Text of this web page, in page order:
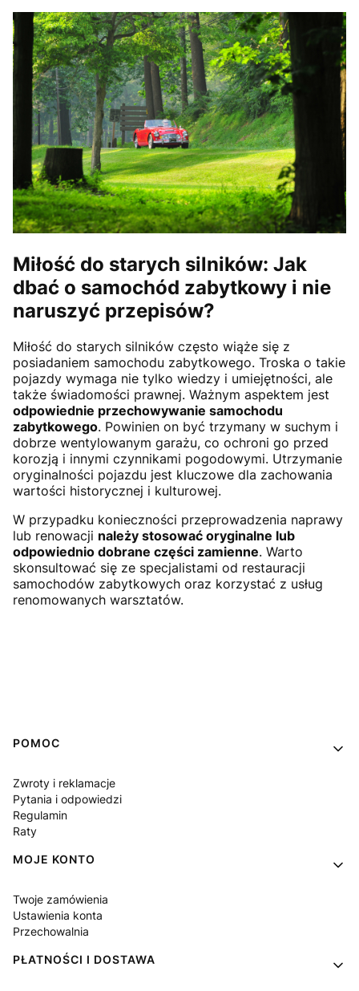
Miłość do starych silników: Jak
dbać o samochód zabytkowy i nie
naruszyć przepisów?
Miłość do starych silników często wiąże się z
posiadaniem samochodu zabytkowego. Troska o takie
pojazdy wymaga nie tylko wiedzy i umiejętności, ale
także świadomości prawnej. Ważnym aspektem jest
odpowiednie przechowywanie samochodu
zabytkowego. Powinien on być trzymany w suchym i
dobrze wentylowanym garażu, co ochroni go przed
korozją i innymi czynnikami pogodowymi. Utrzymanie
oryginalności pojazdu jest kluczowe dla zachowania
wartości historycznej i kulturowej.
W przypadku konieczności przeprowadzenia naprawy
lub renowacji należy stosować oryginalne lub
odpowiednio dobrane części zamienne. Warto
skonsultować się ze specjalistami od restauracji
samochodów zabytkowych oraz korzystać z usług
renomowanych warsztatów.
Linki w stopce
POMOC
Zwroty i reklamacje
Pytania i odpowiedzi
Regulamin
Raty
MOJE KONTO
Twoje zamówienia
Ustawienia konta
Przechowalnia
PŁATNOŚCI I DOSTAWA